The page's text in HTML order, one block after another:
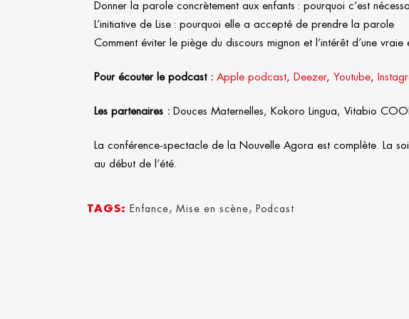
Donner la parole concrètement aux enfants : pourquoi c’est
L’initiative de Lise : pourquoi elle a accepté de prendre la parole
Comment éviter le piège du discours mignon et l’intérêt d’une vraie
Pour écouter le podcast : Apple podcast, Deezer, Youtube,
Les partenaires : Douces Maternelles, Kokoro Lingua, Vitabio
La conférence-spectacle de la Nouvelle Agora est complète. La
au début de l’été.
TAGS: Enfance, Mise en scène, Podcast